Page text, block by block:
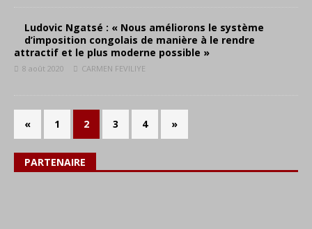
Ludovic Ngatsé : « Nous améliorons le système
d’imposition congolais de manière à le rendre
attractif et le plus moderne possible »
8 août 2020 CARMEN FEVILIYE
« 1 2 3 4 »
PARTENAIRE